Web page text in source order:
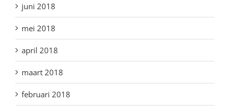
juni 2018
mei 2018
april 2018
maart 2018
februari 2018